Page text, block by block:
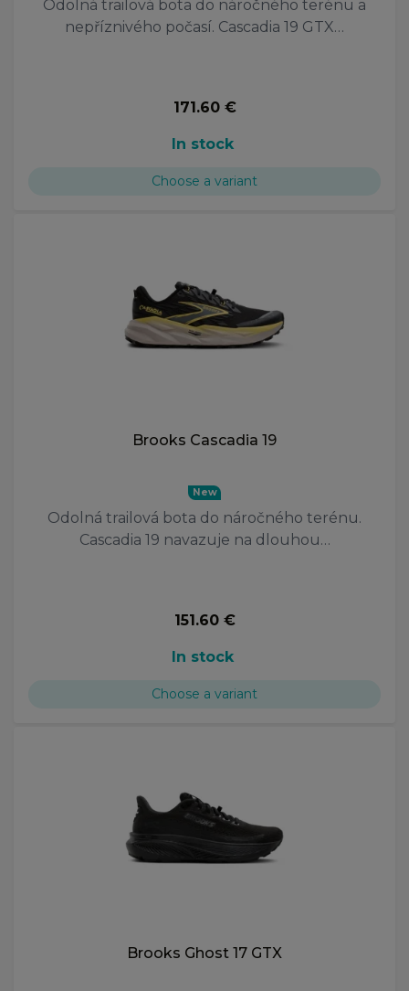
Odolná trailová bota do náročného terénu a
nepříznivého počasí. Cascadia 19 GTX…
171.60 €
In stock
Choose a variant
Brooks Cascadia 19
New
Odolná trailová bota do náročného terénu.
Cascadia 19 navazuje na dlouhou…
151.60 €
In stock
Choose a variant
Brooks Ghost 17 GTX